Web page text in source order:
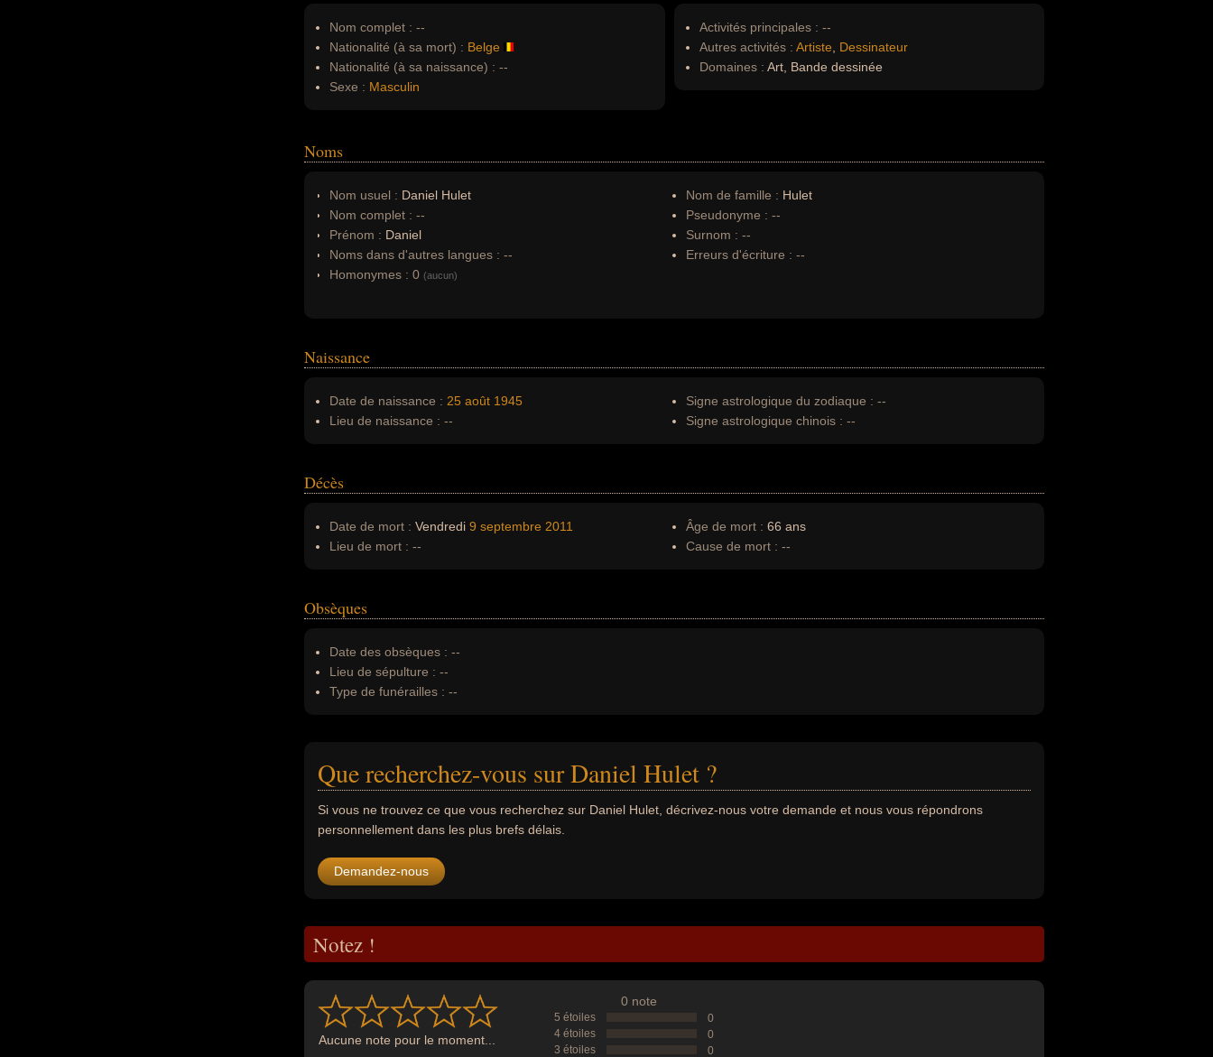
Nom complet : --
Nationalité (à sa mort) : Belge
Nationalité (à sa naissance) : --
Sexe : Masculin
Activités principales : --
Autres activités : Artiste
Dessinateur
Domaines : Art, Bande dessinée
Noms
Nom usuel : Daniel Hulet
Nom complet : --
Prénom : Daniel
Noms dans d'autres langues : --
Homonymes : 0 (aucun)
Nom de famille : Hulet
Pseudonyme : --
Surnom : --
Erreurs d'écriture : --
Naissance
Date de naissance : 25 août 1945
Lieu de naissance : --
Signe astrologique du zodiaque : --
Signe astrologique chinois : --
Décès
Date de mort : Vendredi 9 septembre 2011
Lieu de mort : --
Âge de mort : 66 ans
Cause de mort : --
Obsèques
Date des obsèques : --
Lieu de sépulture : --
Type de funérailles : --
Que recherchez-vous sur Daniel Hulet ?
Si vous ne trouvez ce que vous recherchez sur Daniel Hulet, décrivez-nous votre demande et nous vous répondrons
personnellement dans les plus brefs délais.
Demandez-nous
Notez !
Aucune note pour le moment...
0 note
5 étoiles
0
4 étoiles
0
3 étoiles
0